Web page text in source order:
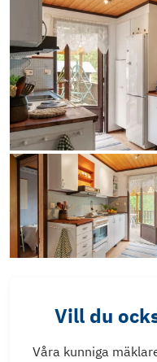
Vill du
Våra kunniga